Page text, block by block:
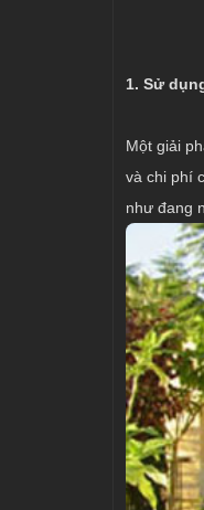
1. Sử
Một giải
và chi phí
như đang